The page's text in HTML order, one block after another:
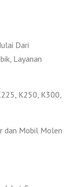
Dari
Layanan
K250, K300,
dan Mobil Molen